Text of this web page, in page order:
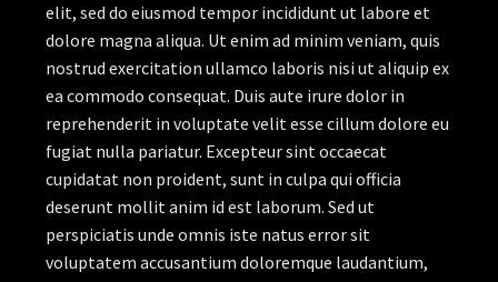
elit, sed do eiusmod tempor incididunt ut labore et
dolore magna aliqua. Ut enim ad minim veniam, quis
nostrud exercitation ullamco laboris nisi ut aliquip ex
ea commodo consequat. Duis aute irure dolor in
reprehenderit in voluptate velit esse cillum dolore eu
fugiat nulla pariatur. Excepteur sint occaecat
cupidatat non proident, sunt in culpa qui officia
deserunt mollit anim id est laborum. Sed ut
perspiciatis unde omnis iste natus error sit
voluptatem accusantium doloremque laudantium,